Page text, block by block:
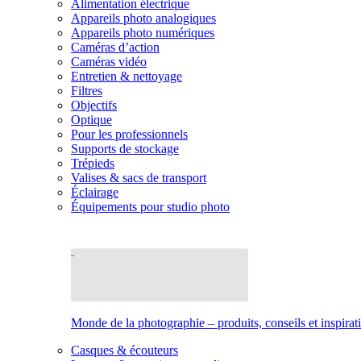
Alimentation électrique
Appareils photo analogiques
Appareils photo numériques
Caméras d’action
Caméras vidéo
Entretien & nettoyage
Filtres
Objectifs
Optique
Pour les professionnels
Supports de stockage
Trépieds
Valises & sacs de transport
Éclairage
Équipements pour studio photo
Monde de la photographie – produits, conseils et
Casques & écouteurs